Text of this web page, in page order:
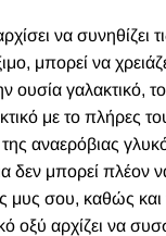
να συνηθίζει
μπορεί να
ουσία γαλακτικό,
με το πλήρες
της αναερόβιας
μπορεί πλέον να
μυς σου, καθώς και
οξύ αρχίζει να